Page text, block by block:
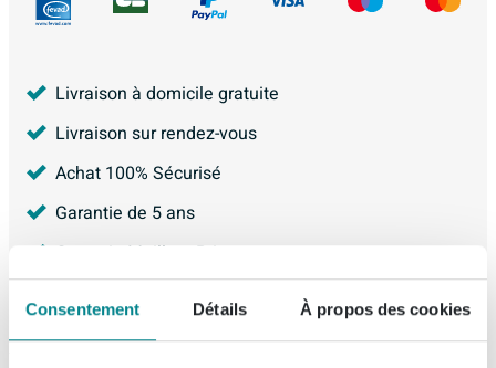
Consentement Détails À propos des cookies
Livraison à domicile gratuite
Livraison sur rendez-vous
Achat 100% Sécurisé
Garantie de 5 ans
Garantie Meilleur Prix
avis, avec une évaluation de